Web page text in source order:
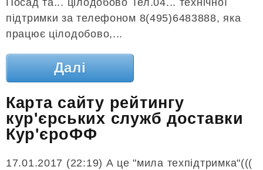
Посад та... цілодобово Тел.04... технічної
підтримки за телефоном 8(495)6483888, яка
працює цілодобово,...
Далі
Карта сайту рейтингу
кур'єрських служб доставки
Кур'єроФФ
17.01.2017 (22:19) А це "мила техпідтримка"(((